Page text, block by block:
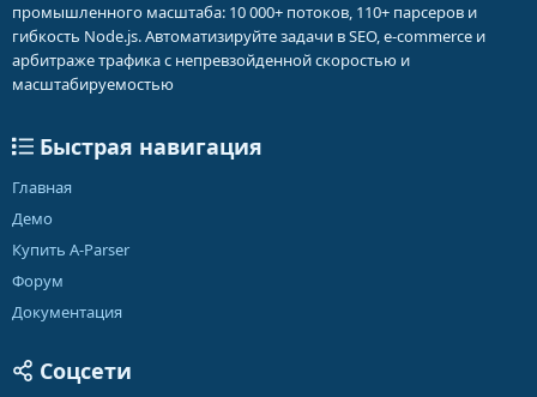
промышленного масштаба: 10 000+ потоков, 110+ парсеров и
гибкость Node.js. Автоматизируйте задачи в SEO, e-commerce и
арбитраже трафика с непревзойденной скоростью и
масштабируемостью
Быстрая навигация
Главная
Демо
Купить A-Parser
Форум
Документация
Соцсети